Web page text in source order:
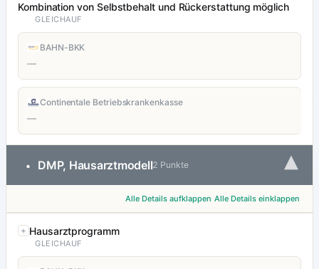
Kombination von Selbstbehalt und Rückerstattung möglich
GLEICHAUF
BAHN-BKK
—
Continentale Betriebskrankenkasse
—
• DMP, Hausarztmodell2 Punkte ▾
Alle Details aufklappen Alle Details einklappen
Hausarztprogramm
GLEICHAUF